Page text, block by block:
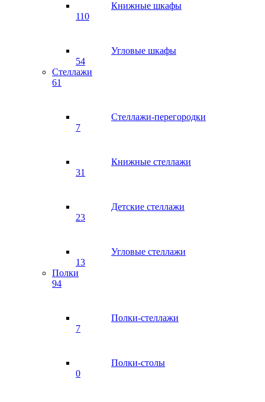
Книжные шкафы
110
Угловые шкафы
54
Стеллажи
61
Стеллажи-перегородки
7
Книжные стеллажи
31
Детские стеллажи
23
Угловые стеллажи
13
Полки
94
Полки-стеллажи
7
Полки-столы
0